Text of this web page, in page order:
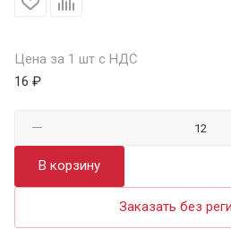
Цена за 1 шт с НДС
16 ₽
В корзину
Заказать без